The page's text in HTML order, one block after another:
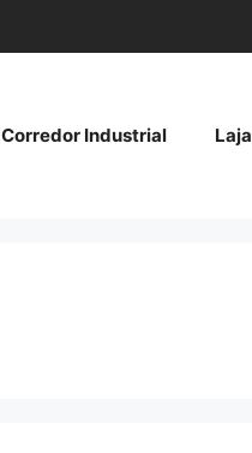
Corredor Industrial